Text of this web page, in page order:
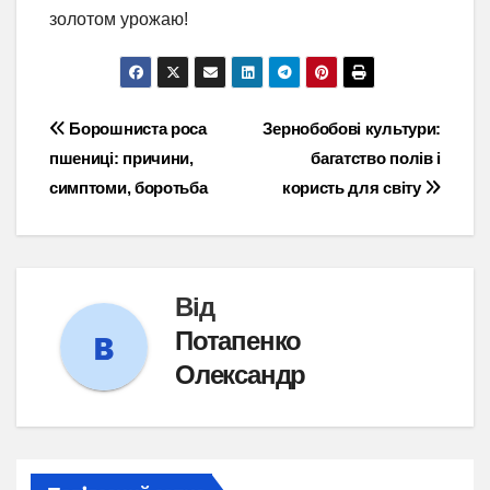
золотом урожаю!
Навігація
записів
Зернобобові культури:
багатство полів і
користь для світу
Борошниста роса
пшениці: причини,
симптоми, боротьба
Від
Потапенко
Олександр